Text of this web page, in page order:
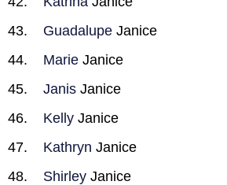
Guadalupe Janice
Marie Janice
Janis Janice
Kelly Janice
Kathryn Janice
Shirley Janice